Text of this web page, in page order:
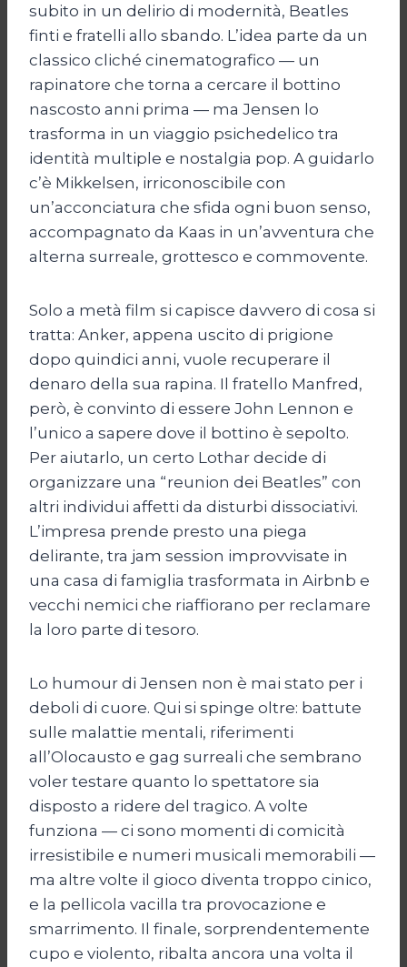
subito in un delirio di modernità, Beatles
finti e fratelli allo sbando. L’idea parte da un
classico cliché cinematografico — un
rapinatore che torna a cercare il bottino
nascosto anni prima — ma Jensen lo
trasforma in un viaggio psichedelico tra
identità multiple e nostalgia pop. A guidarlo
c’è Mikkelsen, irriconoscibile con
un’acconciatura che sfida ogni buon senso,
accompagnato da Kaas in un’avventura che
alterna surreale, grottesco e commovente.
Solo a metà film si capisce davvero di cosa si
tratta: Anker, appena uscito di prigione
dopo quindici anni, vuole recuperare il
denaro della sua rapina. Il fratello Manfred,
però, è convinto di essere John Lennon e
l’unico a sapere dove il bottino è sepolto.
Per aiutarlo, un certo Lothar decide di
organizzare una “reunion dei Beatles” con
altri individui affetti da disturbi dissociativi.
L’impresa prende presto una piega
delirante, tra jam session improvvisate in
una casa di famiglia trasformata in Airbnb e
vecchi nemici che riaffiorano per reclamare
la loro parte di tesoro.
Lo humour di Jensen non è mai stato per i
deboli di cuore. Qui si spinge oltre: battute
sulle malattie mentali, riferimenti
all’Olocausto e gag surreali che sembrano
voler testare quanto lo spettatore sia
disposto a ridere del tragico. A volte
funziona — ci sono momenti di comicità
irresistibile e numeri musicali memorabili —
ma altre volte il gioco diventa troppo cinico,
e la pellicola vacilla tra provocazione e
smarrimento. Il finale, sorprendentemente
cupo e violento, ribalta ancora una volta il